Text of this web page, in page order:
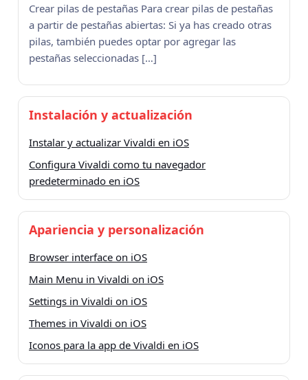
Crear pilas de pestañas Para crear pilas de pestañas
a partir de pestañas abiertas: Si ya has creado otras
pilas, también puedes optar por agregar las
pestañas seleccionadas […]
Instalación y actualización
Instalar y actualizar Vivaldi en iOS
Configura Vivaldi como tu navegador
predeterminado en iOS
Apariencia y personalización
Browser interface on iOS
Main Menu in Vivaldi on iOS
Settings in Vivaldi on iOS
Themes in Vivaldi on iOS
Iconos para la app de Vivaldi en iOS